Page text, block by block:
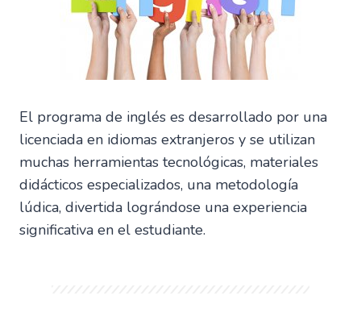
El programa de inglés es desarrollado por una
licenciada en idiomas extranjeros y se utilizan
muchas herramientas tecnológicas, materiales
didácticos especializados, una metodología
lúdica, divertida lográndose una experiencia
significativa en el estudiante.